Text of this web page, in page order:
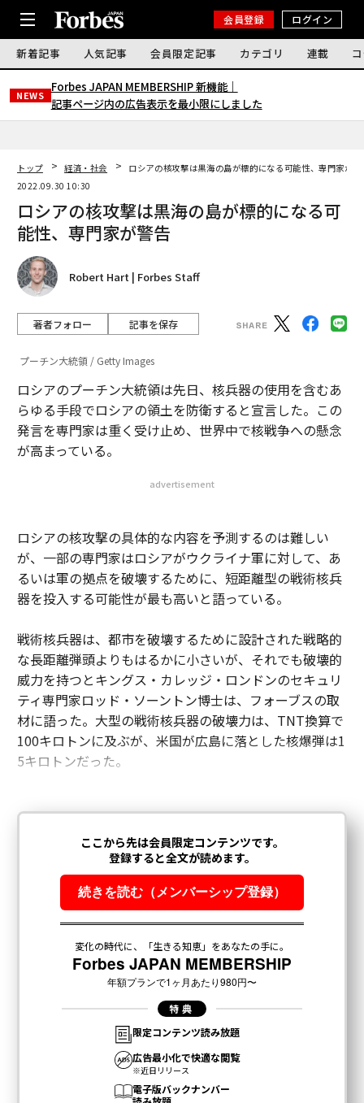
会員登録 ログイン
新着記事 人気記事 会員限定記事 カテゴリ 連載
NEWS
Forbes JAPAN MEMBERSHIP 新機能｜
記事ページ内の広告表示を最小限にしました
トップ 経済・社会
ロシアの核攻撃は黒海の島が標的になる可能性、専門家が警
2022.09.30 10:30
ロシアの核攻撃は黒海の島が標的になる可
能性、専門家が警告
Robert Hart | Forbes Staff
著者フォロー 記事を保存
プーチン大統領 / Getty Images
ロシアのプーチン大統領は先日、核兵器の使用を含むあ
らゆる手段でロシアの領土を防衛すると宣言した。この
発言を専門家は重く受け止め、世界中で核戦争への懸念
が高まっている。
advertisement
ロシアの核攻撃の具体的な内容を予測するのは難しい
が、一部の専門家はロシアがウクライナ軍に対して、あ
るいは軍の拠点を破壊するために、短距離型の戦術核兵
器を投入する可能性が最も高いと語っている。
戦術核兵器は、都市を破壊するために設計された戦略的
な長距離弾頭よりもはるかに小さいが、それでも破壊的
威力を持つとキングス・カレッジ・ロンドンのセキュリ
ティ専門家ロッド・ソーントン博士は、フォーブスの取
材に語った。大型の戦術核兵器の破壊力は、TNT換算で
100キロトンに及ぶが、米国が広島に落とした核爆弾は1
5キロトンだった。